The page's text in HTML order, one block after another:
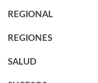
REGIONAL
REGIONES
SALUD